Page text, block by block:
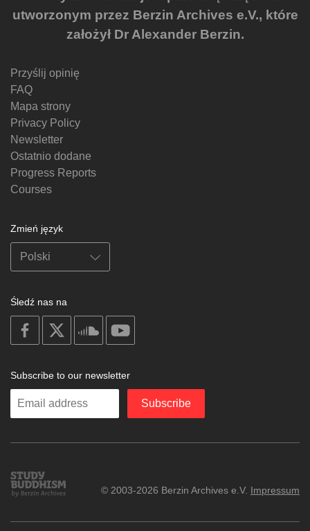
utworzonym przez Berzin Archives e.V., które
założył Dr Alexander Berzin.
Przyślij opinię
FAQ
Mapa strony
Privacy Policy
Newsletter
Ostatnio dodane
Progress Reports
Courses
Zmień język
Śledź nas na
on
facebook
soundcloud
Subscribe to our newsletter
Enter
Subscribe
Study
Buddhism
© 2003-2026 Berzin Archives e.V. Impressum